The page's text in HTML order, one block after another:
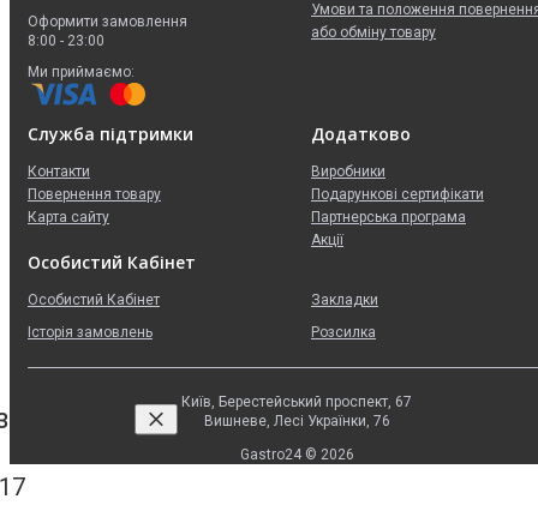
Оформити замовлення
8:00 - 23:00
Ми приймаємо:
Умови та положення
або обміну товару
Служба підтримки
Контакти
Повернення товару
Карта сайту
Додатково
Виробники
Подарункові сертифікати
Партнерська програма
Акції
Особистий Кабінет
Особистий Кабінет
Історія замовлень
Закладки
Розсилка
Київ, Берестейський проспект, 67
Вишневе, Лесі Українки, 76
Gastro24 © 2026
нами